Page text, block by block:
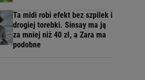
Ta midi robi efekt bez szpilek i
drogiej torebki. Sinsay ma ją
za mniej niż 40 zł, a Zara ma
podobne